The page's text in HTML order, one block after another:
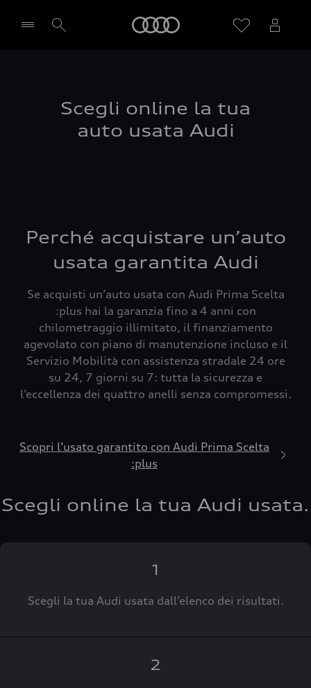
Scegli online la tua
auto usata Audi
Perché acquistare un’auto
usata garantita Audi
Se acquisti un’auto usata con Audi Prima Scelta
:plus hai la garanzia fino a 4 anni con
chilometraggio illimitato, il finanziamento
agevolato con piano di manutenzione incluso e il
Servizio Mobilità con assistenza stradale 24 ore
su 24, 7 giorni su 7: tutta la sicurezza e
l’eccellenza dei quattro anelli senza compromessi.
Scopri l’usato garantito con Audi Prima Scelta
:plus
Scegli online la tua Audi usata.
1
Scegli la tua Audi usata dall’elenco dei risultati.
2